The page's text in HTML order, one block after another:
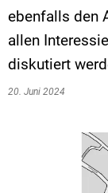
ebenfalls den
allen
diskutiert
20. Juni 2024